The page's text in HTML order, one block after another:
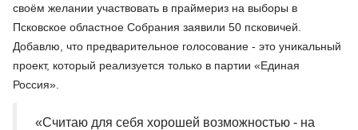
своём желании участвовать в праймериз на выборы в
Псковское областное Собрания заявили 50 псковичей.
Добавлю, что предварительное голосование - это уникальный
проект, который реализуется только в партии «Единая
Россия».
«Считаю для себя хорошей возможностью - на